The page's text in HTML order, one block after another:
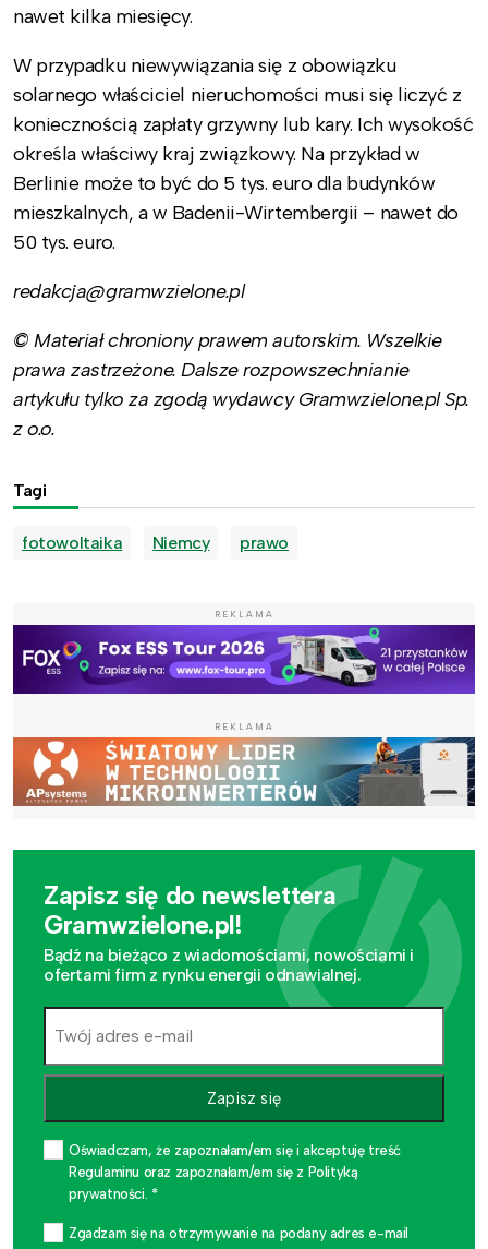
nawet kilka miesięcy.
W przypadku niewywiązania się z obowiązku
solarnego właściciel nieruchomości musi się liczyć z
koniecznością zapłaty grzywny lub kary. Ich wysokość
określa właściwy kraj związkowy. Na przykład w
Berlinie może to być do 5 tys. euro dla budynków
mieszkalnych, a w Badenii-Wirtembergii – nawet do
50 tys. euro.
redakcja@gramwzielone.pl
© Materiał chroniony prawem autorskim. Wszelkie
prawa zastrzeżone. Dalsze rozpowszechnianie
artykułu tylko za zgodą wydawcy Gramwzielone.pl Sp.
z o.o.
Tagi
fotowoltaika Niemcy prawo
REKLAMA
REKLAMA
Zapisz się do newslettera
Gramwzielone.pl!
Bądź na bieżąco z wiadomościami, nowościami i
ofertami firm z rynku energii odnawialnej.
Zapisz się
Oświadczam, że zapoznałam/em się i akceptuję treść
Regulaminu oraz zapoznałam/em się z Polityką
prywatności. *
Zgadzam się na otrzymywanie na podany adres e-mail